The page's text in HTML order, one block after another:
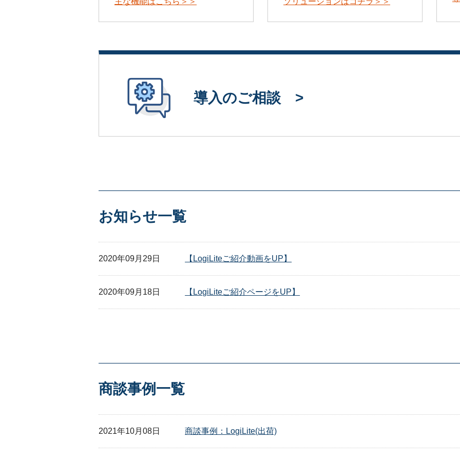
導入のご相談 >
お知らせ一覧
2020年09月29日 【LogiLiteご紹介動画をUP】
2020年09月18日 【LogiLiteご紹介ページをUP】
商談事例一覧
2021年10月08日 商談事例：LogiLite(出荷)